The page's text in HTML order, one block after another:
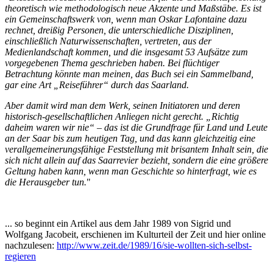
theoretisch wie methodologisch neue Akzente und Maßstäbe. Es ist
ein Gemeinschaftswerk von, wenn man Oskar Lafontaine dazu
rechnet, dreißig Personen, die unterschiedliche Disziplinen,
einschließlich Naturwissenschaften, vertreten, aus der
Medienlandschaft kommen, und die insgesamt 53 Aufsätze zum
vorgegebenen Thema geschrieben haben. Bei flüchtiger
Betrachtung könnte man meinen, das Buch sei ein Sammelband,
gar eine Art „Reiseführer“ durch das Saarland.
Aber damit wird man dem Werk, seinen Initiatoren und deren
historisch-gesellschaftlichen Anliegen nicht gerecht. „Richtig
daheim waren wir nie“ – das ist die Grundfrage für Land und Leute
an der Saar bis zum heutigen Tag, und das kann gleichzeitig eine
verallgemeinerungsfähige Feststellung mit brisantem Inhalt sein, die
sich nicht allein auf das Saarrevier bezieht, sondern die eine größere
Geltung haben kann, wenn man Geschichte so hinterfragt, wie es
die Herausgeber tun."
... so beginnt ein Artikel aus dem Jahr 1989 von Sigrid und
Wolfgang Jacobeit, erschienen im Kulturteil der Zeit und hier online
nachzulesen: http://www.zeit.de/1989/16/sie-wollten-sich-selbst-
regieren